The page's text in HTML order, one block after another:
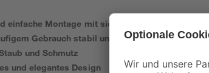
einfache Montage mit sicherer
Gebrauch stabil und standfest
und Schmutz
und elegantes Design